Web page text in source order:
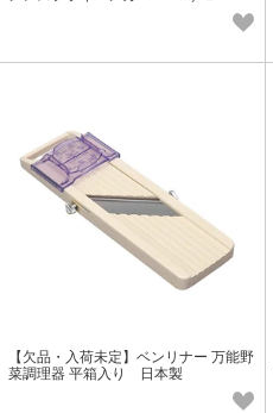
【欠品・入荷未定】ベンリナー 万能野
菜調理器 平箱入り 日本製